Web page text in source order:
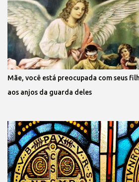
Mãe, você está preocupada com seus
aos anjos da guarda deles